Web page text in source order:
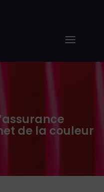
de la couleur